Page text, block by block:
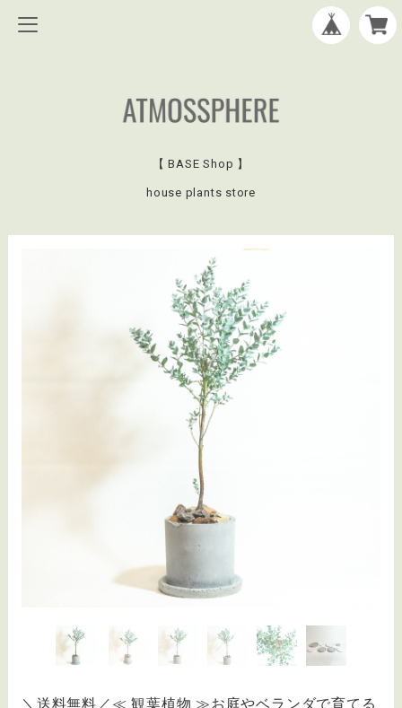
【 BASE Shop 】
house plants store
＼送料無料／≪ 観葉植物 ≫お庭やベランダで育てる